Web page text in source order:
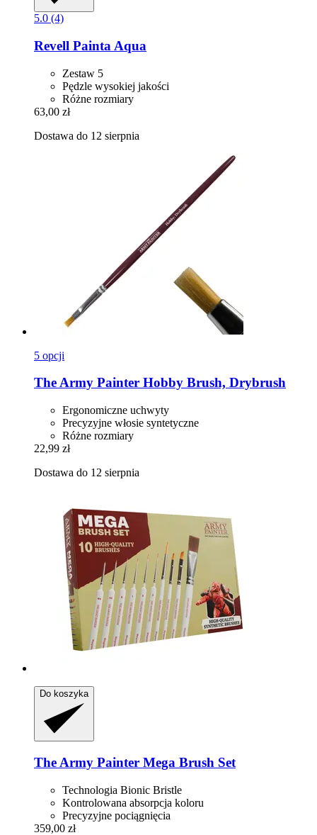
5.0 (4)
Revell Painta Aqua
Zestaw 5
Pędzle wysokiej jakości
Różne rozmiary
63,00 zł
Dostawa do 12 sierpnia
5 opcji
The Army Painter Hobby Brush, Drybrush
Ergonomiczne uchwyty
Precyzyjne włosie syntetyczne
Różne rozmiary
22,99 zł
Dostawa do 12 sierpnia
Do koszyka
The Army Painter Mega Brush Set
Technologia Bionic Bristle
Kontrolowana absorpcja koloru
Precyzyjne pociągnięcia
359,00 zł